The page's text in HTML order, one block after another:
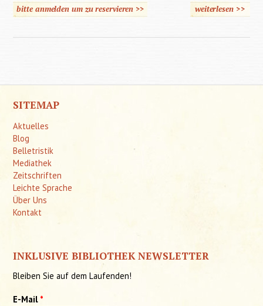
bitte anmelden um zu reservieren >> weiterlesen>>
SITEMAP
Aktuelles
Blog
Belletristik
Mediathek
Zeitschriften
Leichte Sprache
Über Uns
Kontakt
INKLUSIVE BIBLIOTHEK NEWSLETTER
Bleiben Sie auf dem Laufenden!
E-Mail *